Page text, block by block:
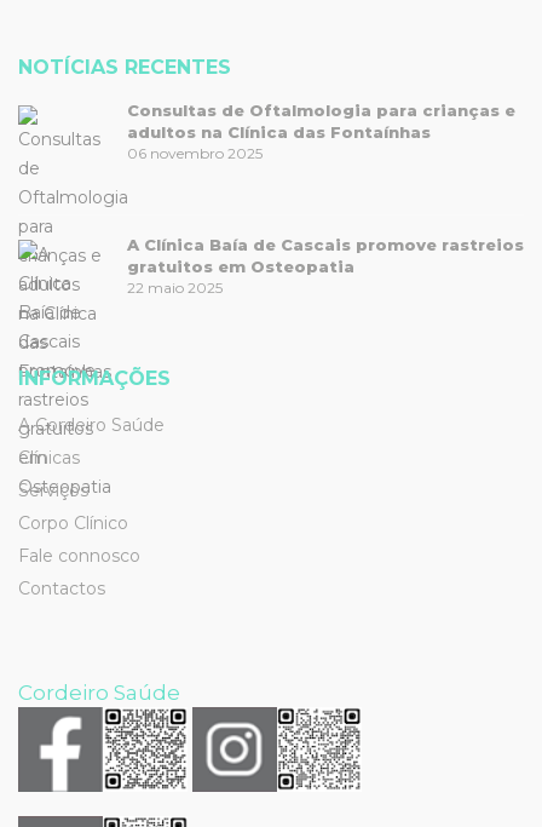
NOTÍCIAS RECENTES
Consultas de Oftalmologia para crianças e
adultos na Clínica das Fontaínhas
06 novembro 2025
A Clínica Baía de Cascais promove rastreios
gratuitos em Osteopatia
22 maio 2025
INFORMAÇÕES
A Cordeiro Saúde
Clínicas
Serviços
Corpo Clínico
Fale connosco
Contactos
Cordeiro Saúde